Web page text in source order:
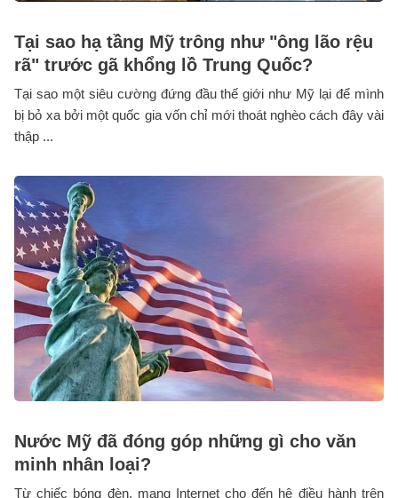
Tại sao hạ tầng Mỹ trông như "ông lão rệu
rã" trước gã khổng lồ Trung Quốc?
Tại sao một siêu cường đứng đầu thế giới như Mỹ lại để mình
bị bỏ xa bởi một quốc gia vốn chỉ mới thoát nghèo cách đây vài
thập ...
Nước Mỹ đã đóng góp những gì cho văn
minh nhân loại?
Từ chiếc bóng đèn, mạng Internet cho đến hệ điều hành trên